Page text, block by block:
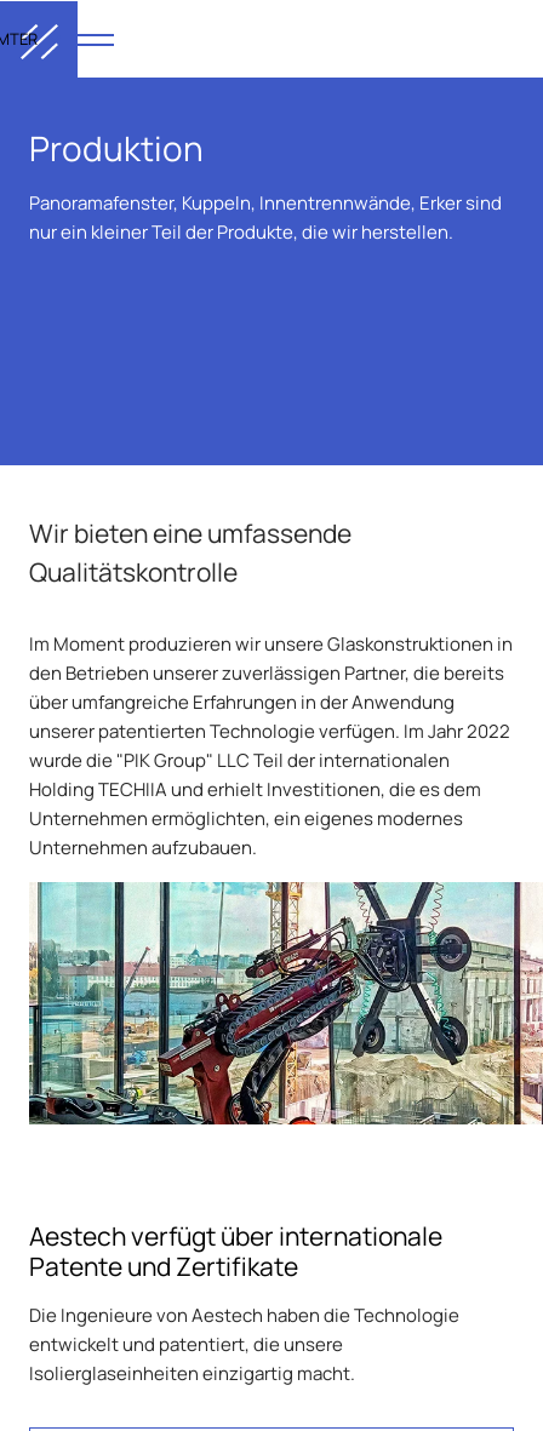
Produktion
Panoramafenster, Kuppeln, Innentrennwände, Erker sind
nur ein kleiner Teil der Produkte, die wir herstellen.
Wir bieten eine umfassende
Qualitätskontrolle
Im Moment produzieren wir unsere Glaskonstruktionen in
den Betrieben unserer zuverlässigen Partner, die bereits
über umfangreiche Erfahrungen in der Anwendung
unserer patentierten Technologie verfügen. Im Jahr 2022
wurde die "PIK Group" LLC Teil der internationalen
Holding TECHIIA und erhielt Investitionen, die es dem
Unternehmen ermöglichten, ein eigenes modernes
Unternehmen aufzubauen.
Aestech verfügt über internationale
Patente und Zertifikate
Die Ingenieure von Aestech haben die Technologie
entwickelt und patentiert, die unsere
Isolierglaseinheiten einzigartig macht.